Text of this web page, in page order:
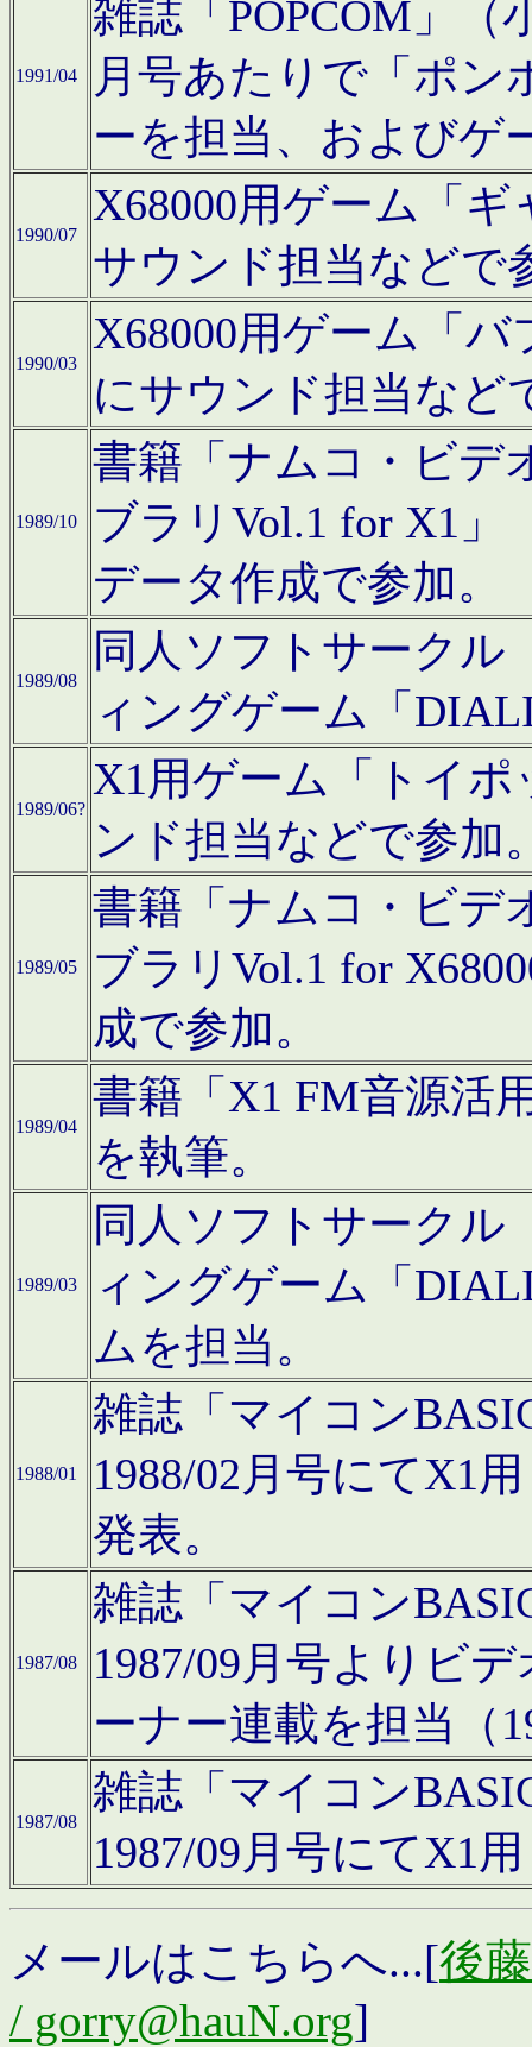
1991/04
雑誌「POPCOM」（
月号あたりで「ポン
ーを担当、およびゲ
1990/07
X68000用ゲーム「
サウンド担当などで
1990/03
X68000用ゲーム「
にサウンド担当など
1989/10
書籍「ナムコ・ビデ
ブラリVol.1 for X1」
データ作成で参加。
1989/08
同人ソフトサークル
ィングゲーム「
1989/06?
X1用ゲーム「トイ
ンド担当などで参加
1989/05
書籍「ナムコ・ビデ
ブラリVol.1 for
成で参加。
1989/04
書籍「X1 FM音源活
を執筆。
1989/03
同人ソフトサークル
ィングゲーム「
ムを担当。
1988/01
雑誌「マイコン
1988/02月号にてX1
発表。
1987/08
雑誌「マイコン
1987/09月号よりビ
ーナー連載を担当（
1987/08
雑誌「マイコン
1987/09月号にてX1
メールはこちらへ...[後
/ gorry@hauN.org]